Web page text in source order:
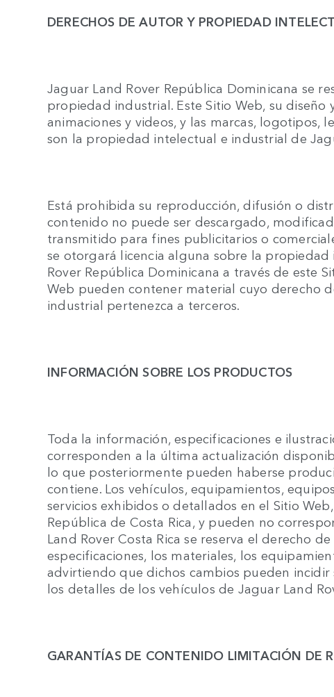
DERECHOS DE AUTOR Y PROPIEDAD
Jaguar Land Rover República Dominicana se
propiedad industrial. Este Sitio Web, su diseño
animaciones y videos, y las marcas, logotipos,
son la propiedad intelectual e industrial de
Está prohibida su reproducción, difusión o
contenido no puede ser descargado,
transmitido para fines publicitarios o
se otorgará licencia alguna sobre la
Rover República Dominicana a través de este
Web pueden contener material cuyo derecho
industrial pertenezca a terceros.
INFORMACIÓN SOBRE LOS PRODUCTOS
Toda la información, especificaciones e
corresponden a la última actualización
lo que posteriormente pueden haberse
contiene. Los vehículos, equipamientos,
servicios exhibidos o detallados en el Sitio
República de Costa Rica, y pueden no
Land Rover Costa Rica se reserva el derecho
especificaciones, los materiales, los
advirtiendo que dichos cambios pueden incidir
los detalles de los vehículos de Jaguar Land
GARANTÍAS DE CONTENIDO LIMITACIÓN DE